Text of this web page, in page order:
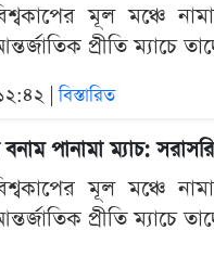
মূল মঞ্চে
প্রীতি ম্যাচে
|বিস্তারিত
পানামা ম্যাচ:
মূল মঞ্চে
প্রীতি ম্যাচে